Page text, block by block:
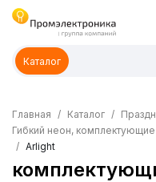
Каталог
Главная Каталог
Гибкий неон,
Arlight